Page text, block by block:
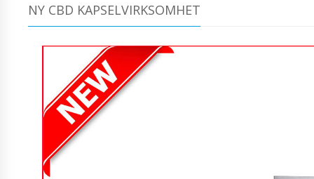
NY CBD KAPSELVIRKSOMHET